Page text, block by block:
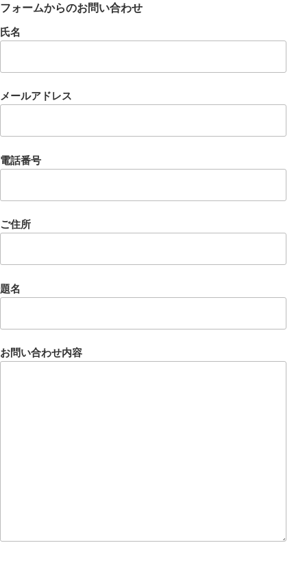
フォームからのお問い合わせ
氏名
メールアドレス
電話番号
ご住所
題名
お問い合わせ内容